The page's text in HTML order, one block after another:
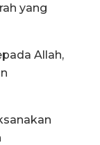
yang
Allah,